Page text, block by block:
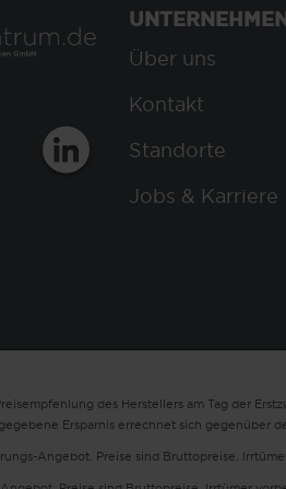
Über uns
Kontakt
Standorte
Jobs & Karriere
des Herstellers am Tag der
Ersparnis errechnet sich gegenüber
Angebot. Preise sind Bruttopreise.